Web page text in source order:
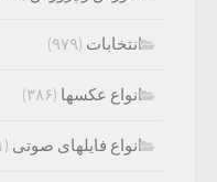
انتخابات (۹۷۹)
انواع عکسها (۳۸۶)
انواع فایلهای صوتی (۶۱)